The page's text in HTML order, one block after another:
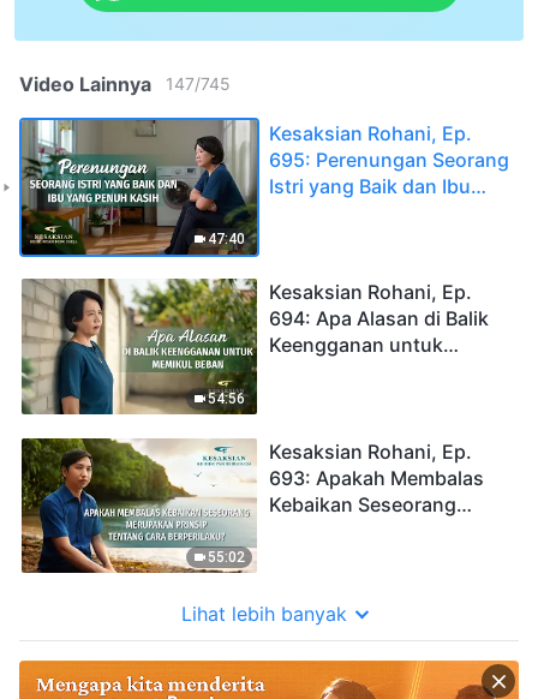
Video Lainnya 147/745
47:40
Kesaksian Rohani, Ep.
695: Perenungan Seorang
Istri yang Baik dan Ibu
54:56
Kesaksian Rohani, Ep.
694: Apa Alasan di Balik
Keengganan untuk
55:02
Kesaksian Rohani, Ep.
693: Apakah Membalas
Kebaikan Seseorang
Lihat lebih banyak